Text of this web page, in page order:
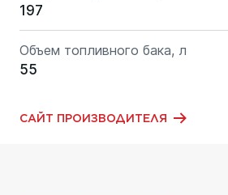
197
Объем топливного бака, л
55
САЙТ ПРОИЗВОДИТЕЛЯ